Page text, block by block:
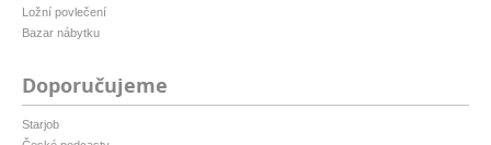
Ložní povlečení
Bazar nábytku
Doporučujeme
Starjob